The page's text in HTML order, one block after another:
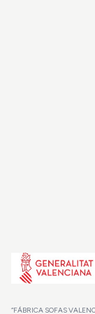
“FÁBRICA SOFAS